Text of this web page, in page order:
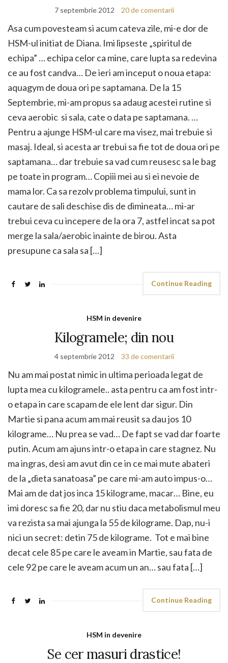
7 septembrie 2012 20 de comentarii
Asa cum povesteam si acum cateva zile, mi-e dor de
HSM-ul initiat de Diana. Imi lipseste „spiritul de
echipa” … echipa celor ca mine, care lupta sa redevina
ce au fost candva… De ieri am inceput o noua etapa:
aquagym de doua ori pe saptamana. De la 15
Septembrie, mi-am propus sa adaug acestei rutine si
ceva aerobic si sala, cate o data pe saptamana. …
Pentru a ajunge HSM-ul care ma visez, mai trebuie si
masaj. Ideal, si acesta ar trebui sa fie tot de doua ori pe
saptamana… dar trebuie sa vad cum reusesc sa le bag
pe toate in program… Copiii mei au si ei nevoie de
mama lor. Ca sa rezolv problema timpului, sunt in
cautare de sali deschise dis de dimineata… mi-ar
trebui ceva cu incepere de la ora 7, astfel incat sa pot
merge la sala/aerobic inainte de birou. Asta
presupune ca sala sa […]
Continue Reading
HSM in devenire
Kilogramele; din nou
4 septembrie 2012 33 de comentarii
Nu am mai postat nimic in ultima perioada legat de
lupta mea cu kilogramele.. asta pentru ca am fost intr-
o etapa in care scapam de ele lent dar sigur. Din
Martie si pana acum am mai reusit sa dau jos 10
kilograme… Nu prea se vad… De fapt se vad dar foarte
putin. Acum am ajuns intr-o etapa in care stagnez. Nu
ma ingras, desi am avut din ce in ce mai mute abateri
de la „dieta sanatoasa” pe care mi-am auto impus-o…
Mai am de dat jos inca 15 kilograme, macar… Bine, eu
imi doresc sa fie 20, dar nu stiu daca metabolismul meu
va rezista sa mai ajunga la 55 de kilograme. Dap, nu-i
nici un secret: detin 75 de kilograme. Tot e mai bine
decat cele 85 pe care le aveam in Martie, sau fata de
cele 92 pe care le aveam acum un an… sau fata […]
Continue Reading
HSM in devenire
Se cer masuri drastice!